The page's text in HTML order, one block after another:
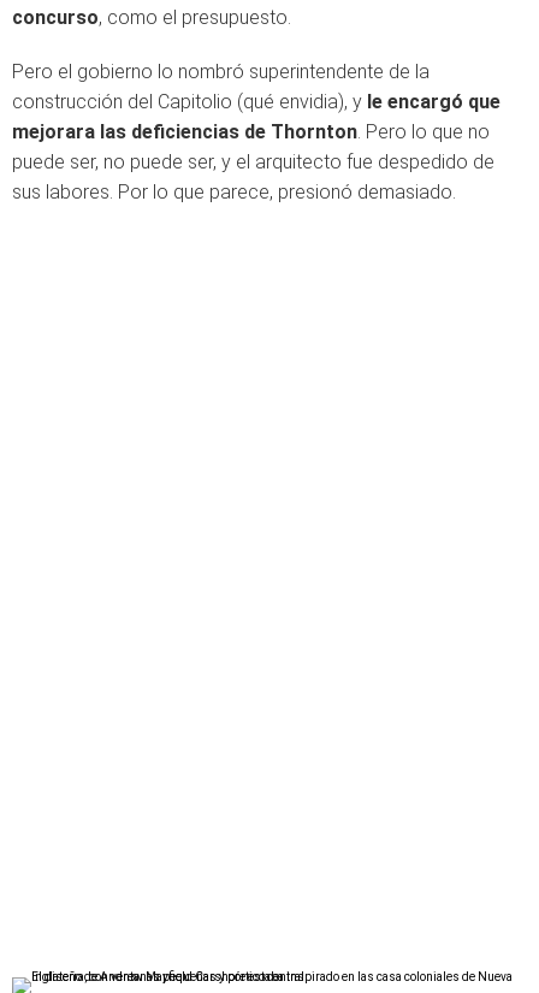
concurso, como el presupuesto.
Pero el gobierno lo nombró superintendente de la
construcción del Capitolio (qué envidia), y le encargó que
mejorara las deficiencias de Thornton. Pero lo que no
puede ser, no puede ser, y el arquitecto fue despedido de
sus labores. Por lo que parece, presionó demasiado.